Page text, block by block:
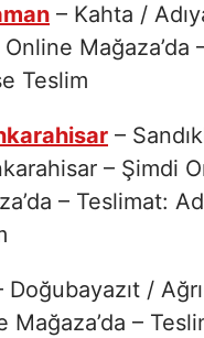
– Kahta /
Mağaza’da
Teslim
–
– Şimdi
– Teslimat:
Doğubayazıt /
Mağaza’da –